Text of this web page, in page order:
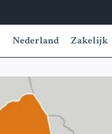
Nederland Zakelijk